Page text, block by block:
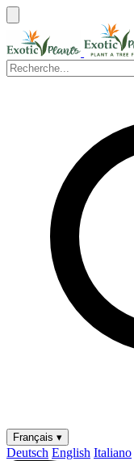
Français ▾
Deutsch English Italiano